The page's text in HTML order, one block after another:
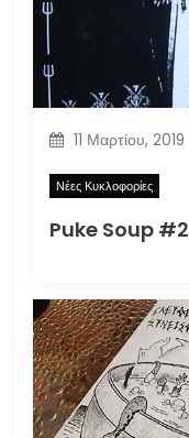
11 Μαρτίου, 2019
Νέες Κυκλοφορίες
Puke Soup #2